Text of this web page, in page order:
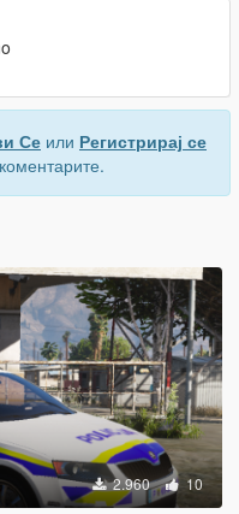
Се или Регистрирај се
2.960 10